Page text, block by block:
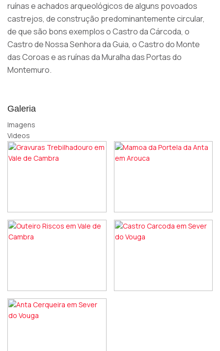
ruínas e achados arqueológicos de alguns povoados
castrejos, de construção predominantemente circular,
de que são bons exemplos o Castro da Cárcoda, o
Castro de Nossa Senhora da Guia, o Castro do Monte
das Coroas e as ruínas da Muralha das Portas do
Montemuro.
Galeria
Imagens
Videos